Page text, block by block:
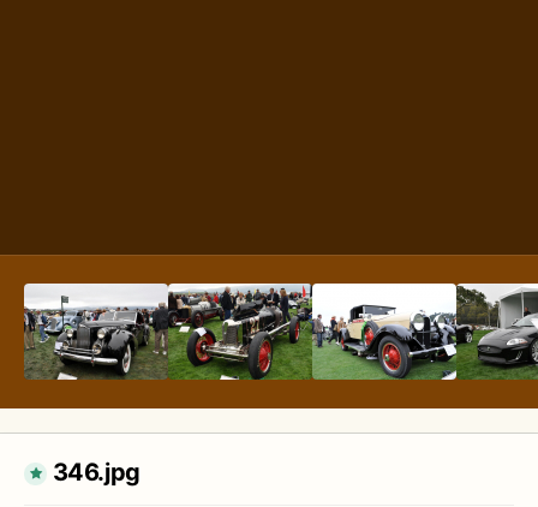
346.jpg